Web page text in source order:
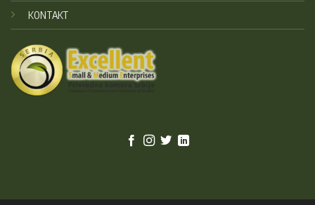
KONTAKT